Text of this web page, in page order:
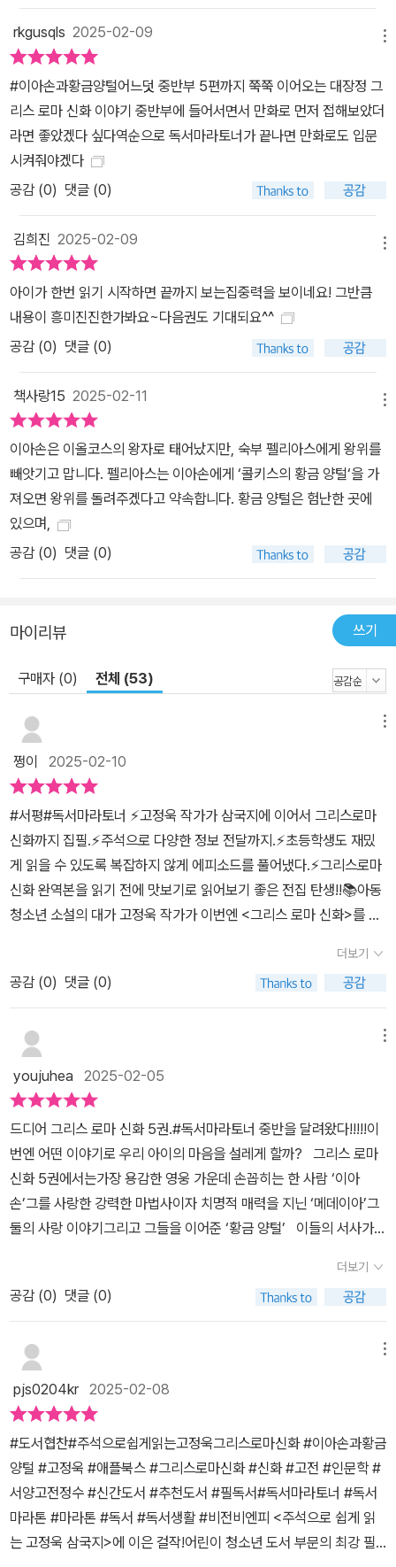
러스트로 담아내다 《고정욱 그리스 로마 신화》에는 우리에게 익숙한
신화 속 인물과 인상적인 명장면이 일러스트로 담겨 있다. 《고정욱 삼
국지》에 이어 새로운 느낌으로 탄생한 신과 영웅들은 책 속에서 금방
이라도 튀어나올 듯 역동적이고 입체적인 모습을 보여준다. 또한 신
화 속 명장면을 생생하게 담아낸 일러스트로 글 읽기의 즐거움을 더
한다.
rkgusqls 2025-02-09
#이아손과황금양털어느덧 중반부 5편까지 쭉쭉 이어오는 대장정 그
리스 로마 신화 이야기 중반부에 들어서면서 만화로 먼저 접해보았더
라면 좋았겠다 싶다역순으로 독서마라토너가 끝나면 만화로도 입문
시켜줘야겠다
공감 (0) 댓글 (0)
김희진 2025-02-09
아이가 한번 읽기 시작하면 끝까지 보는집중력을 보이네요! 그반큼
내용이 흥미진진한가봐요~다음권도 기대되요^^
공감 (0) 댓글 (0)
책사랑15 2025-02-11
이아손은 이올코스의 왕자로 태어났지만, 숙부 펠리아스에게 왕위를
빼앗기고 맙니다. 펠리아스는 이아손에게 ‘콜키스의 황금 양털‘을 가
져오면 왕위를 돌려주겠다고 약속합니다. 황금 양털은 험난한 곳에
있으며,
공감 (0) 댓글 (0)
마이리뷰 쓰기
구매자 (0) 전체 (53)
쩡이 2025-02-10
#서평#독서마라토너 ⚡️고정욱 작가가 삼국지에 이어서 그리스로마
신화까지 집필.⚡️주석으로 다양한 정보 전달까지.⚡️초등학생도 재밌
게 읽을 수 있도록 복잡하지 않게 에피소드를 풀어냈다.⚡️그리스로마
신화 완역본을 읽기 전에 맛보기로 읽어보기 좋은 전집 탄생!!📚아동
청소년 소설의 대가 고정욱 작가가 이번엔 <그리스 로마 신화>를 집
가의 <그리스 로마 신화> 출간 소식은 기대감을 상승시켰다.5편에서
는 영웅들의 모험 이야기가 시작된다.이올코스의 왕 아이손의 아들
이아손은 숙부에게 빼앗긴 나를 되찾기 위해, 콜키스의 황금양털을
찾으러 모험을 떠난다.이때, 헤라클레스와 오르페우스, 북풍 보레아
스의 쌍둥이 아들, 포세이돈의 아들, 제우스의 아들들, 오이디푸스, 아
테네 최고의 영웅 테세우스 등이 함께 여행을 떠났다.ㅡ 황금양털 이
야기ㅡ 램노스 섬 이야기ㅡ 아르고호를 떠나는 영웅들과 이아손의 고
난ㅡ 신의 미움을 받은 나라 이야기ㅡ 황금 양털을 얻기 위해 무모한
도전을 한 이아손ㅡ 사랑을 위해 나라를 버린 메데이아ㅡ 비겁한 방
법을 쓴 이아손에게 벌을 주는 신📍p15너는 그 누구보다 정의로운
자가 되어야 한다. 가서 정직하게, 또한 왕자답게 너의 삶을 살기 바란
다. 그러면 사람들은 자연스레 너를 추중할 것이다. 네가 멋지게 성장
하고 있다는 소식을 듣는다면 더없이 기쁘겠구나.📍p77'수없이 많
은 배들이 이곳에서 침몰하고, 선원들은 끌려가 노예가 되었습니
는 것도 그에 못지않게 중요했기 때문이다. 지도자란 원래 고뇌하는
자리다.📍p108그대들은 힘든 임무를 맡았지요. 하지만 포기하지 않
는다면 이룰 수 있을 겁니다. 물론 그대들이 가야 할 길에 신들이 준비
해둔 수많은 장애물을 이겨내야 가능한 일이지요.📚5권에선 영웅 이
아손의 일대기를 다룬다.영웅들의 모험 이야기 중에는 아이들에게 귀
감이 될 내용들이 많았다.무조건 싸우겠다고 덤비는 상대와 어떻게
대화를 하면 좋은 보여주는 에키온.친구를 놀리거나, 조금만 화가 나
도 고함지르는 아이에게 큰 교훈을 줄 장면이다.램노스 섬에서 자신
더보기
공감 (0) 댓글 (0)
youjuhea 2025-02-05
드디어 그리스 로마 신화 5권.#독서마라토너 중반을 달려왔다!!!!!이
번엔 어떤 이야기로 우리 아이의 마음을 설레게 할까? 그리스 로마
신화 5권에서는가장 용감한 영웅 가운데 손꼽히는 한 사람 ‘이아
손’그를 사랑한 강력한 마법사이자 치명적 매력을 지닌 ‘메데이아’그
둘의 사랑 이야기그리고 그들을 이어준 ‘황금 양털’ 이들의 서사가
이아손은 메데이아의 손을 놓지 않고 끝까지 함께 하였다.그리고 그
둘은 동료들과 함께 지상낙원인 아틀라스에 도착했다.사랑이라는 것
은 이런 것일까?즐겁고 행복할 때만 함께하는 것이 아니라, 힘들고
어려울 때도 함께 한다는 것.그리고 손을 맞잡고 간다는 것. 그리스
미가 숨어있는지는 몰랐다고 한다.역시 고정욱작가님의 책이라며 극
찬을 한다...
더보기
공감 (0) 댓글 (0)
pjs0204kr2025-02-08
#도서협찬#주석으로쉽게읽는고정욱그리스로마신화 #이아손과황금
양털 #고정욱 #애플북스 #그리스로마신화 #신화 #고전 #인문학 #
서양고전정수 #신간도서 #추천도서 #필독서#독서마라토너 #독서
마라톤 #마라톤 #독서 #독서생활 #비전비엔피 <주석으로 쉽게 읽
는 고정욱 삼국지>에 이은 걸작!어린이 청소년 도서 부문의 최강 필